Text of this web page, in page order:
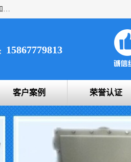
浙创防爆公司产品得到了 国内外广大用户的青眯，销售网络遍布全国各地及远销东南亚，非洲，中东，大洋州等60多个国家和地区，并初步建立起以中国大陆为总部的全球营销体系。 专业生产：防爆电气，BXMD系列防爆照明动力配电箱，BJX防爆接线箱，BKX防爆控制箱，防爆检修电源箱，防爆开关箱，不锈钢防爆箱，201/304/316不锈钢防爆配电箱系列， 防爆防腐系列，防爆防腐操作柱，防爆防腐控制箱 浙创防爆
15867779813
客户案例 荣誉认证